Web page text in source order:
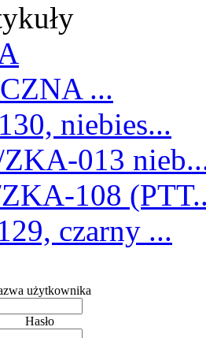
...
niebies...
013
108
czarny ...
użytkownika
Hasło